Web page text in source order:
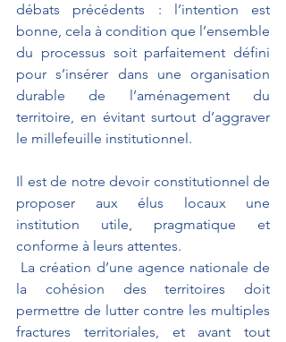
débats précédents : l’intention est
bonne, cela à condition que l’ensemble
du processus soit parfaitement défini
pour s’insérer dans une organisation
durable de l’aménagement du
territoire, en évitant surtout d’aggraver
le millefeuille institutionnel.
Il est de notre devoir constitutionnel de
proposer aux élus locaux une
institution utile, pragmatique et
conforme à leurs attentes.
la cohésion des territoires doit
permettre de lutter contre les multiples
fractures territoriales, et avant tout